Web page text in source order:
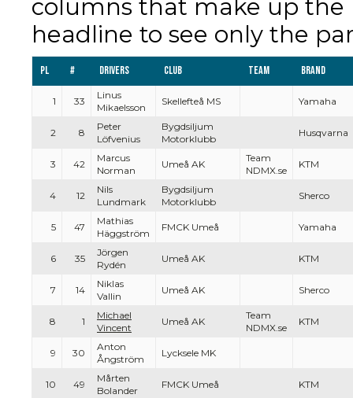
columns that make up the
headline to see only the
Pl # Drivers Club Team Brand
1 33
Linus
Mikaelsson
Skellefteå MS Yamaha
2 8
Peter
Löfvenius
Bygdsiljum
Motorklubb
Husqvarna
3 42
Marcus
Norman
Umeå AK
Team
NDMX.se
KTM
4 12
Nils
Lundmark
Bygdsiljum
Motorklubb
Sherco
5 47
Mathias
Häggström
FMCK Umeå Yamaha
6 35
Jörgen
Rydén
Umeå AK KTM
7 14
Niklas
Vallin
Umeå AK Sherco
8 1
Michael
Vincent
Umeå AK
Team
NDMX.se
KTM
9 30
Anton
Ångström
Lycksele MK
10 49
Mårten
Bolander
FMCK Umeå KTM